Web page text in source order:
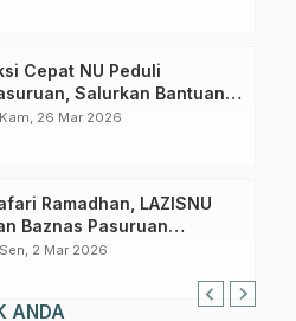
Cepat NU Peduli
Salurkan Bantuan
Korban Banjir Rejoso
Kam, 26 Mar 2026
Ramadhan, LAZISNU
Baznas Pasuruan
3.500 Paket
Sen, 2 Mar 2026
ANDA